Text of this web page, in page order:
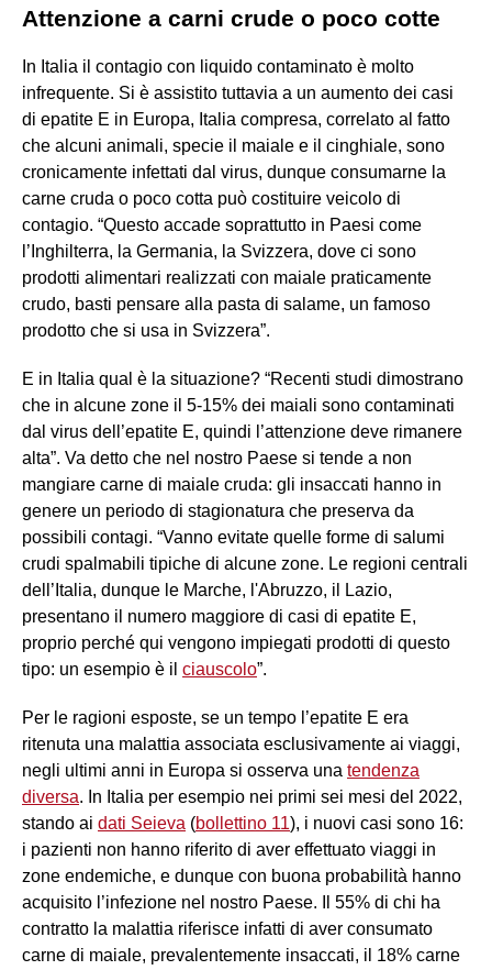
Attenzione a carni crude o poco cotte
In Italia il contagio con liquido contaminato è molto
infrequente. Si è assistito tuttavia a un aumento dei casi
di epatite E in Europa, Italia compresa, correlato al fatto
che alcuni animali, specie il maiale e il cinghiale, sono
cronicamente infettati dal virus, dunque consumarne la
carne cruda o poco cotta può costituire veicolo di
contagio. “Questo accade soprattutto in Paesi come
l’Inghilterra, la Germania, la Svizzera, dove ci sono
prodotti alimentari realizzati con maiale praticamente
crudo, basti pensare alla pasta di salame, un famoso
prodotto che si usa in Svizzera”.
E in Italia qual è la situazione? “Recenti studi dimostrano
che in alcune zone il 5-15% dei maiali sono contaminati
dal virus dell’epatite E, quindi l’attenzione deve rimanere
alta”. Va detto che nel nostro Paese si tende a non
mangiare carne di maiale cruda: gli insaccati hanno in
genere un periodo di stagionatura che preserva da
possibili contagi. “Vanno evitate quelle forme di salumi
crudi spalmabili tipiche di alcune zone. Le regioni centrali
dell’Italia, dunque le Marche, l'Abruzzo, il Lazio,
presentano il numero maggiore di casi di epatite E,
proprio perché qui vengono impiegati prodotti di questo
tipo: un esempio è il ciauscolo”.
Per le ragioni esposte, se un tempo l’epatite E era
ritenuta una malattia associata esclusivamente ai viaggi,
negli ultimi anni in Europa si osserva una tendenza
diversa. In Italia per esempio nei primi sei mesi del 2022,
stando ai dati Seieva (bollettino 11), i nuovi casi sono 16:
i pazienti non hanno riferito di aver effettuato viaggi in
zone endemiche, e dunque con buona probabilità hanno
acquisito l’infezione nel nostro Paese. Il 55% di chi ha
contratto la malattia riferisce infatti di aver consumato
carne di maiale, prevalentemente insaccati, il 18% carne